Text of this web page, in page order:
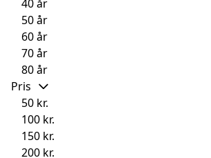
40 år
50 år
60 år
70 år
80 år
Pris
50 kr.
100 kr.
150 kr.
200 kr.